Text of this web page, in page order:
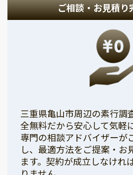
ご相談・お見積り
三重県亀山市周辺の素行調
全無料だから安心して気軽
専門の相談アドバイザーが
し、最適方法をご提案・お
ます。契約が成立しなけれ